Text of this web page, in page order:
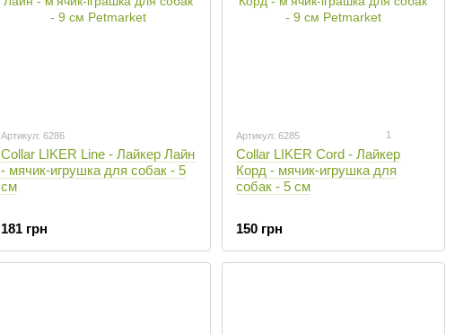
Артикул: 6286
Collar LIKER Line - Лайкер Лайн
- мячик-игрушка для собак - 5
см
181 грн
Артикул: 6285 1
Collar LIKER Cord - Лайкер
Корд - мячик-игрушка для
собак - 5 см
150 грн